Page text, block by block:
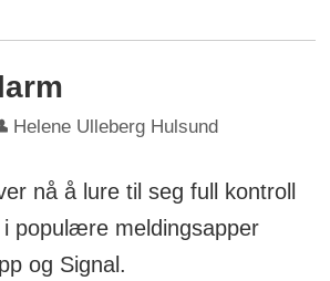
Helene Ulleberg Hulsund
nå å lure til seg full kontroll
populære meldingsapper
og Signal.